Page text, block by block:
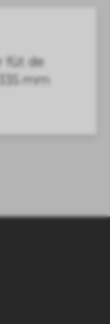
fût de
mm